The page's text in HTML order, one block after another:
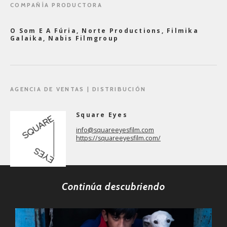
COMPAÑÍA PRODUCTORA
O Som E A Fúria, Norte Productions, Filmika
Galaika, Nabis Filmgroup
AGENCIA DE VENTAS | DISTRIBUCIÓN
Square Eyes
info@squareeyesfilm.com
https://squareeyesfilm.com/
Continúa descubriendo